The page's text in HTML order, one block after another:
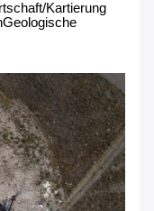
Kartierung
Geologische